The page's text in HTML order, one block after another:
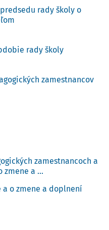
predsedu rady školy o
rady školy
zamestnancov
zamestnancoch a
zmene a ...
a o zmene a doplnení